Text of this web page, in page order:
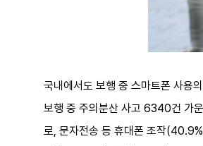
국내에서도 보행 중 스마트폰 사용
보행 중 주의분산 사고 6340건 가
로, 문자전송 등 휴대폰 조작